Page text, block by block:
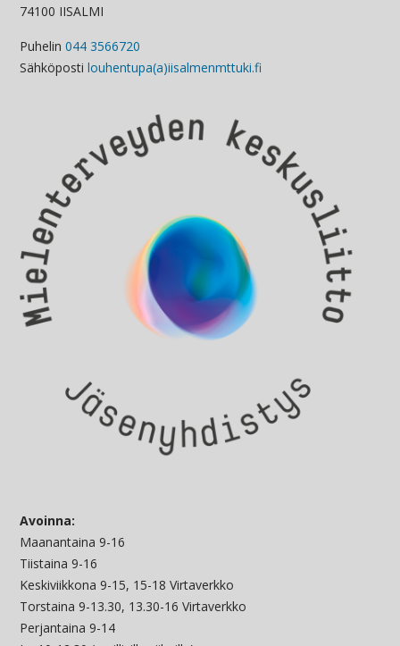
74100 IISALMI
Puhelin 044 3566720
Sähköposti louhentupa(a)iisalmenmttuki.fi
Avoinna:
Maanantaina 9-16
Tiistaina 9-16
Keskiviikkona 9-15, 15-18 Virtaverkko
Torstaina 9-13.30, 13.30-16 Virtaverkko
Perjantaina 9-14